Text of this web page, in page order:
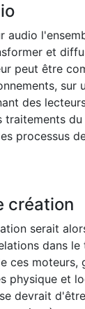
audio
et
peut être
sur
des
traitements
processus
création
serait
dans le
ces moteurs,
physique et
devrait